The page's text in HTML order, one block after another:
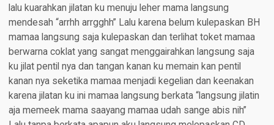
lalu kuarahkan jilatan ku menuju leher mama langsung
mendesah “arrhh arrgghh” Lalu karena belum kulepaskan BH
mamaa langsung saja kulepaskan dan terlihat toket mamaa
berwarna coklat yang sangat menggairahkan langsung saja
ku jilat pentil nya dan tangan kanan ku memain kan pentil
kanan nya seketika mamaa menjadi kegelian dan keenakan
karena jilatan ku ini mamaa langsung berkata “langsung jilatin
aja memeek mama saayang mamaa udah sange abis nih”